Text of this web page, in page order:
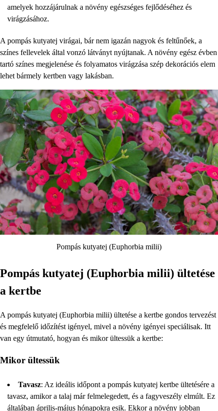
amelyek hozzájárulnak a növény egészséges fejlődéséhez és
virágzásához.
A pompás kutyatej virágai, bár nem igazán nagyok és feltűnőek, a
színes fellevelek által vonzó látványt nyújtanak. A növény egész évben
tartó színes megjelenése és folyamatos virágzása szép dekorációs elem
lehet bármely kertben vagy lakásban.
Pompás kutyatej (Euphorbia milii)
Pompás kutyatej (Euphorbia milii) ültetése
a kertbe
A pompás kutyatej (Euphorbia milii) ültetése a kertbe gondos tervezést
és megfelelő időzítést igényel, mivel a növény igényei speciálisak. Itt
van egy útmutató, hogyan és mikor ültessük a kertbe:
Mikor ültessük
Tavasz: Az ideális időpont a pompás kutyatej kertbe ültetésére a
tavasz, amikor a talaj már felmelegedett, és a fagyveszély elmúlt. Ez
általában április-május hónapokra esik. Ekkor a növény jobban